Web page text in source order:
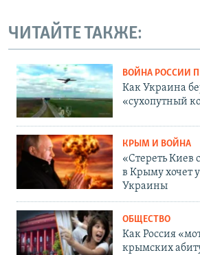
ЧИТАЙТЕ ТАКЖЕ:
ВОЙНА РОССИИ
Как Украина
«сухопутный
КРЫМ И ВОЙНА
«Стереть Киев
в Крыму хочет
Украины
ОБЩЕСТВО
Как Россия
крымских